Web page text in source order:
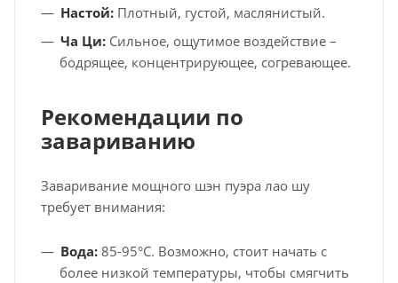
Настой: Плотный, густой, маслянистый.
Ча Ци: Сильное, ощутимое воздействие –
бодрящее, концентрирующее, согревающее.
Рекомендации по
завариванию
Заваривание мощного шэн пуэра лао шу
требует внимания:
Вода: 85-95°C. Возможно, стоит начать с
более низкой температуры, чтобы смягчить